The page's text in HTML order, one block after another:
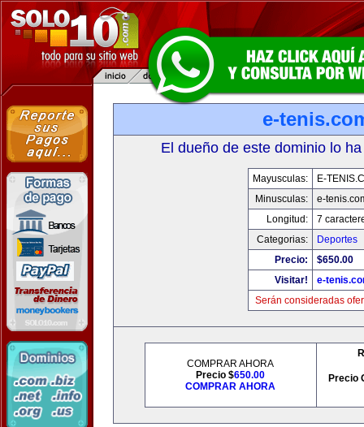
e-
El dueño de este dominio lo
Mayusculas:
E-
Minusculas:
e-
Longitud:
7
Categorias:
Deportes
Precio:
$650.00
Visitar!
e-
Serán consideradas
COMPRAR AHORA
Precio $650.00
COMPRAR AHORA
Precio